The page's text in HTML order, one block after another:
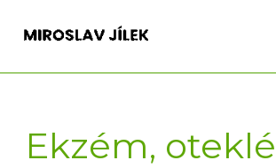
Ekzém,